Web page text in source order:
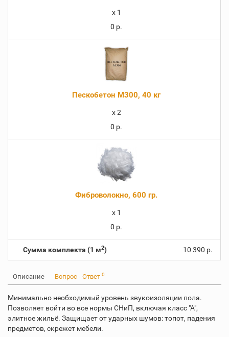
x 1
0 р.
Пескобетон М300, 40 кг
x2
0 р.
Фиброволокно, 600 гр.
x 1
0 р.
Сумма комплекта (1 м2) 10 390 р.
Описание Вопрос - Ответ 0
Минимально необходимый уровень звукоизоляции пола.
Позволяет войти во все нормы СНиП, включая класс "А",
элитное жильё. Защищает от ударных шумов: топот, падения
предметов, скрежет мебели.